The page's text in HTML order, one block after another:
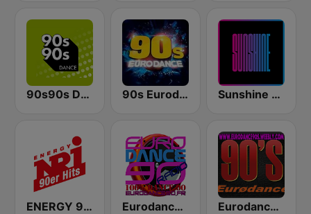
90s90s Dance 90s Eurodance Sunshine - Eurodance
ENERGY 90er Hits Eurodance 90 Eurodance 90's Best